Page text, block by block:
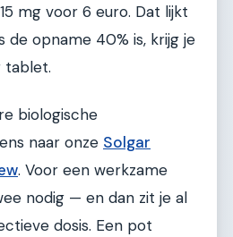
mg voor 6 euro. Dat lijkt
de opname 40% is, krijg je
tablet.
biologische
naar onze Solgar
. Voor een werkzame
nodig — en dan zit je al
dosis. Een pot